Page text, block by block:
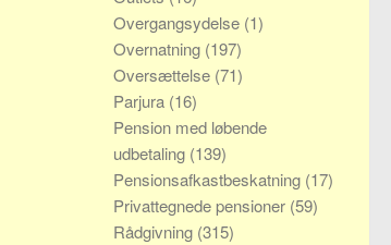
Overgangsydelse (1)
Overnatning (197)
Oversættelse (71)
Parjura (16)
Pension med løbende
udbetaling (139)
Pensionsafkastbeskatning (17)
Privattegnede pensioner (59)
Rådgivning (315)